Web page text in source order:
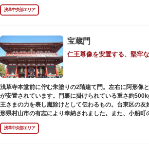
の「浅草周遊コース」も。初日の出やお花見、隅田川花
などのイベント時は、いつもと違う目線から東京の景色
や、約300人が乗船可能なアメリカンな大型船など多種
目的や人数にあわせてコースや時間帯を選べるチャータ
ています。
浅草中央部エリア
宝蔵門
仁王尊像を安置する、堅牢
浅草寺本堂前に佇む朱塗りの2階建て門。左右に阿形像
が安置されています。門裏に掛けられている重さ約
王さまの力を表し魔除けとして伝わるもの。台東区の友
形県村山市の有志により奉納されました。また、小船町
ふれる吊灯篭も存在感を放ち、参拝客を迎えてくれます。
宝蔵門は、平安時代、武蔵守に任命された平公雅（た
浅草中央部エリア